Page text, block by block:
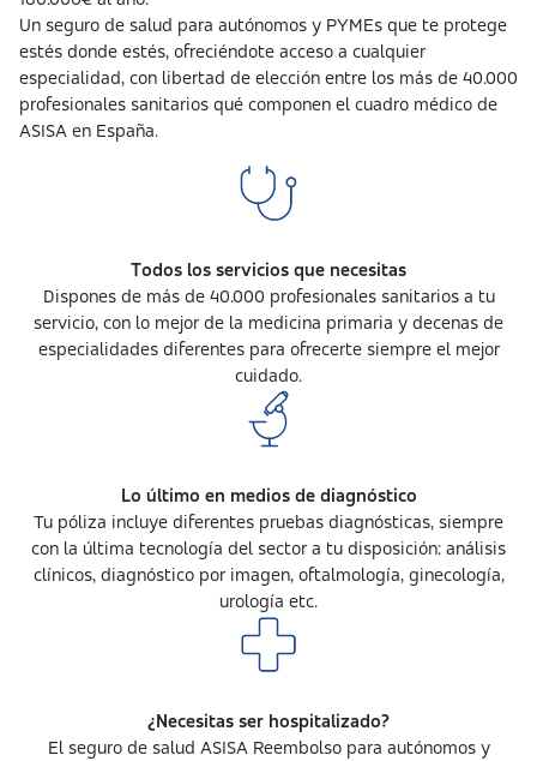
Un seguro de salud para autónomos y PYMEs que te protege
estés donde estés, ofreciéndote acceso a cualquier
especialidad, con libertad de elección entre los más de 40.000
profesionales sanitarios qué componen el cuadro médico de
ASISA en España.
Todos los servicios que necesitas
Dispones de más de 40.000 profesionales sanitarios a tu
servicio, con lo mejor de la medicina primaria y decenas de
especialidades diferentes para ofrecerte siempre el mejor
cuidado.
Lo último en medios de diagnóstico
Tu póliza incluye diferentes pruebas diagnósticas, siempre
con la última tecnología del sector a tu disposición: análisis
clínicos, diagnóstico por imagen, oftalmología, ginecología,
urología etc.
¿Necesitas ser hospitalizado?
El seguro de salud ASISA Reembolso para autónomos y